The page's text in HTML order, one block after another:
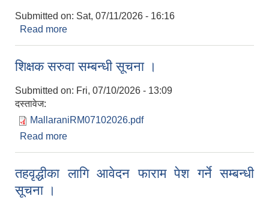
Submitted on: Sat, 07/11/2026 - 16:16
Read more
शिक्षक सरुवा सम्बन्धी सूचना ।
Submitted on: Fri, 07/10/2026 - 13:09
दस्तावेज:
MallaraniRM07102026.pdf
Read more
तहवृद्धीका लागि आवेदन फाराम पेश गर्ने सम्बन्धी
सूचना ।